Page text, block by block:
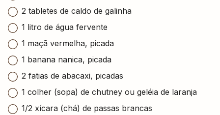
2 tabletes de caldo de galinha
1 litro de água fervente
1 maçã vermelha, picada
1 banana nanica, picada
2 fatias de abacaxi, picadas
1 colher (sopa) de chutney ou geléia de laranja
1/2 xícara (chá) de passas brancas